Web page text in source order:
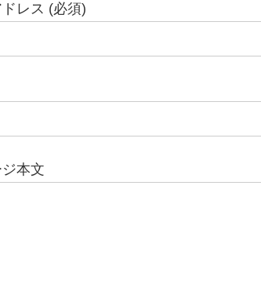
レス (必須)
本文